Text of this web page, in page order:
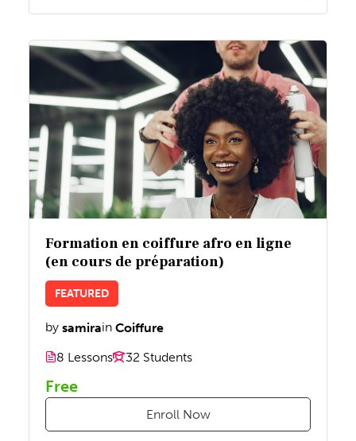
Formation en coiffure afro en ligne
(en cours de préparation)
FEATURED
by samirain Coiffure
8 Lessons
32 Students
Free
Enroll Now